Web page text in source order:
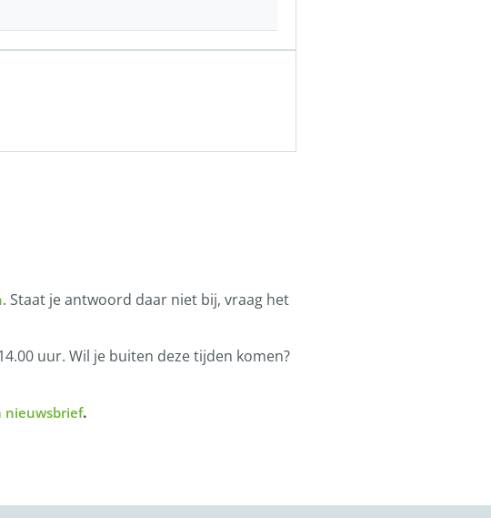
. Staat je antwoord daar niet bij, vraag het
uur. Wil je buiten deze tijden komen?
nieuwsbrief.